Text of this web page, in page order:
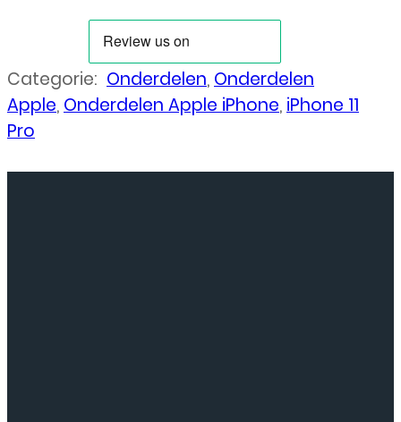
Categorie: Onderdelen, Onderdelen
Apple, Onderdelen Apple iPhone, iPhone 11
Pro